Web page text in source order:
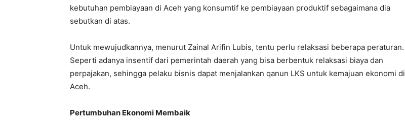
kebutuhan pembiayaan di Aceh yang konsumtif ke pembiayaan produktif sebagaimana dia
sebutkan di atas.
Untuk mewujudkannya, menurut Zainal Arifin Lubis, tentu perlu relaksasi beberapa peraturan.
Seperti adanya insentif dari pemerintah daerah yang bisa berbentuk relaksasi biaya dan
perpajakan, sehingga pelaku bisnis dapat menjalankan qanun LKS untuk kemajuan ekonomi di
Aceh.
Pertumbuhan Ekonomi Membaik